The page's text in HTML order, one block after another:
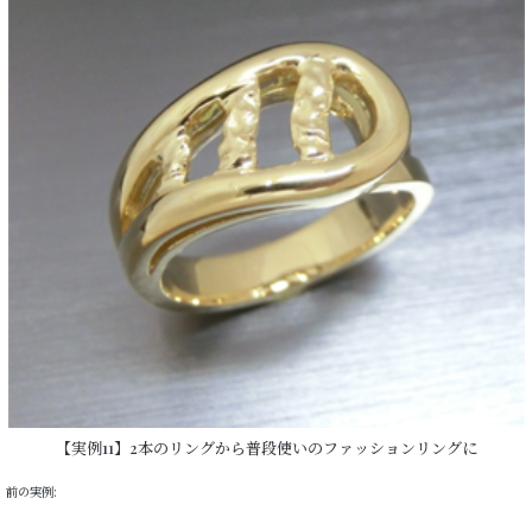
【実例11】2本のリングから普段使いのファッションリングに
前の実例: